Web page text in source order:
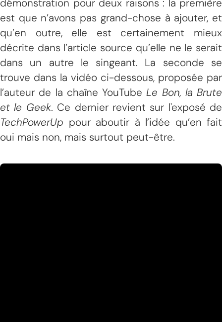
est que n’avons pas grand-chose à ajouter, et
qu’en outre, elle est certainement mieux
décrite dans l’article source qu’elle ne le serait
dans un autre le singeant. La seconde se
trouve dans la vidéo ci-dessous, proposée par
l’auteur de la chaîne YouTubeLe Bon, la Brute
et le Geek. Ce dernier revient sur l'exposé de
TechPowerUp pour aboutir à l’idée qu’en fait
oui mais non, mais surtout peut-être.